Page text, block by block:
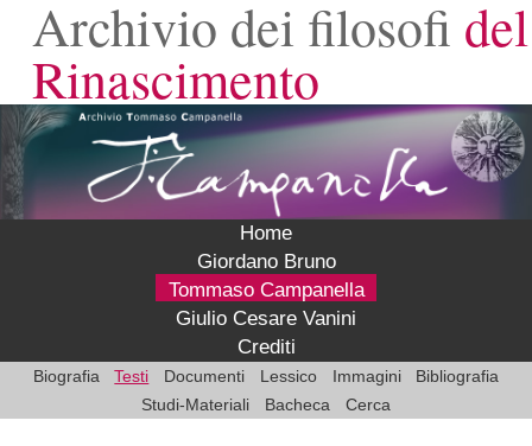
Archivio dei filosofi del
Rinascimento
Home
Giordano Bruno
Tommaso Campanella
Giulio Cesare Vanini
Crediti
Biografia Testi Documenti Lessico Immagini
Bibliografia
Studi-Materiali
Bacheca Cerca